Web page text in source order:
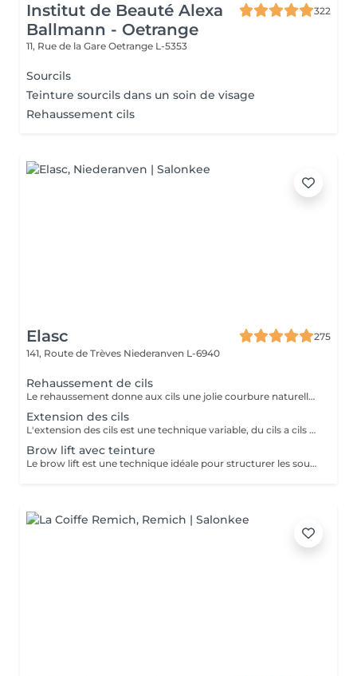
Institut de Beauté Alexa
Ballmann - Oetrange
322
11, Rue de la Gare Oetrange L-5353
Sourcils
Teinture sourcils dans un soin de visage
Rehaussement cils
Elasc
275
141, Route de Trèves Niederanven L-6940
Rehaussement de cils
Le rehaussement donne aux cils une jolie courbure naturelle afin d'ouvrir le regard. La kératine apporte aux cils résistance, solidité et vitalité. Misencil est une gamme de produits spécifique pour le contour de l'oeil. Tenue : environ 5 semaines.
Extension des cils
L'extension des cils est une technique variable, du cils a cils pour un effect très discret. Le 2D un effect naturel mais plus dense et le 3D va donner un effect volume. Nous proposons après chaque pose complète au deuxième rendez-vous de faire un remplissage par contre a votre troisième passage de faire une dépose suivi d'une pose complète afin de ne pas abîmer vos cils et d'avoir toujours un résultat parfait. Pour celle encore hésitante ou ayant peur d'être allergique on vous propose de réserver un entretien préalable afin d'en discuter ensemble et de vous mettre quel que cils pour que vous puissiez voir comment vous réagissez.
Brow lift avec teinture
Le brow lift est une technique idéale pour structurer les sourcils ainsi que pour les rendre plus volumineux. Tenue : environ 5 semaines.